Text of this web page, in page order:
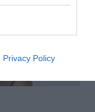
Privacy Policy